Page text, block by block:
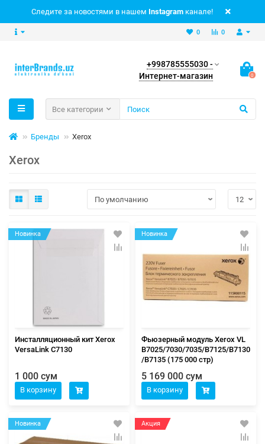
Следите за новостями в нашем Instagram канале!
0
0
+998785555030 -
Интернет-магазин
0
Все категории
Бренды Xerox
Xerox
Новинка
Инсталляционный кит Xerox
VersaLink C7130
1 000 сум
В корзину
Новинка
Фьюзерный модуль Xerox VL
B7025/7030/7035/B7125/B7130
/B7135 (175 000 стр)
5 169 000 сум
В корзину
Новинка Акция